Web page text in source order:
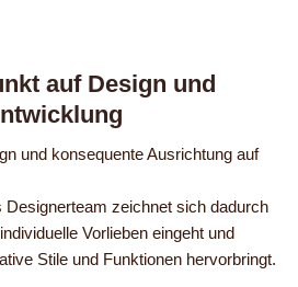
auf Design und
und konsequente Ausrichtung auf
Designerteam zeichnet sich dadurch
Vorlieben eingeht und
Stile und Funktionen hervorbringt.